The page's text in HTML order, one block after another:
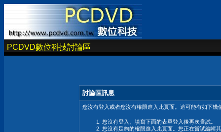
PCDVD數位科技討論區
討論區訊息
您沒有登入或者您沒有權限進入此頁面。這可能有如下幾
您沒有登入。填寫下面的表單登入後再次嘗試。
您沒有足夠的權限進入此頁面。您正在嘗試編輯